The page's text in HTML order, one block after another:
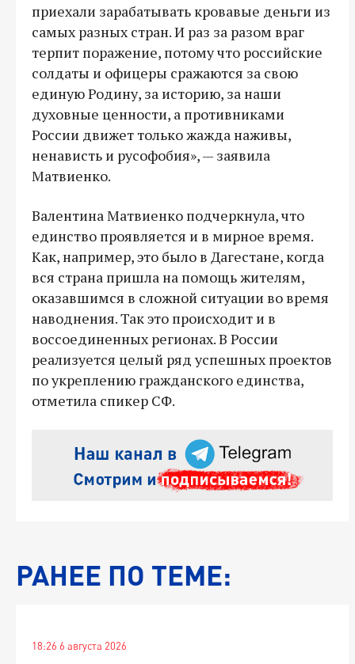
приехали зарабатывать кровавые деньги из
самых разных стран. И раз за разом враг
терпит поражение, потому что российские
солдаты и офицеры сражаются за свою
единую Родину, за историю, за наши
духовные ценности, а противниками
России движет только жажда наживы,
ненависть и русофобия», — заявила
Матвиенко.
Валентина Матвиенко подчеркнула, что
единство проявляется и в мирное время.
Как, например, это было в Дагестане, когда
вся страна пришла на помощь жителям,
оказавшимся в сложной ситуации во время
наводнения. Так это происходит и в
воссоединенных регионах. В России
реализуется целый ряд успешных проектов
по укреплению гражданского единства,
отметила спикер СФ.
РАНЕЕ ПО ТЕМЕ:
18:26 6 августа 2026